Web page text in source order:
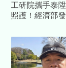
工研院攜手泰
照護！經濟部